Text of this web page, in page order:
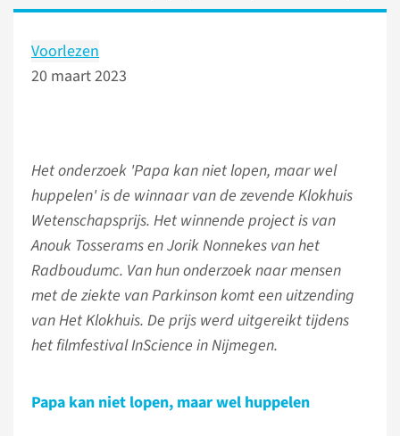
Voorlezen
20 maart 2023
Het onderzoek 'Papa kan niet lopen, maar wel
huppelen' is de winnaar van de zevende Klokhuis
Wetenschapsprijs. Het winnende project is van
Anouk Tosserams en Jorik Nonnekes van het
Radboudumc. Van hun onderzoek naar mensen
met de ziekte van Parkinson komt een uitzending
van Het Klokhuis. De prijs werd uitgereikt tijdens
het filmfestival InScience in Nijmegen.
Papa kan niet lopen, maar wel huppelen